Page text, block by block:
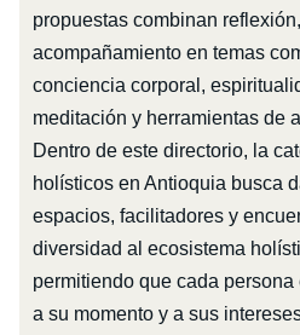
propuestas combinan
acompañamiento en temas
conciencia corporal,
meditación y herramientas de
Dentro de este directorio, la
holísticos en Antioquia busca
espacios, facilitadores y
diversidad al ecosistema
permitiendo que cada
a su momento y a sus